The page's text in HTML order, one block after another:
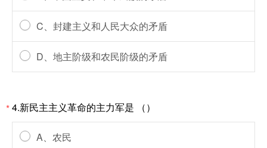
C、封建主义和人民大众的矛盾
D、地主阶级和农民阶级的矛盾
*4.新民主主义革命的主力军是 （）
A、农民